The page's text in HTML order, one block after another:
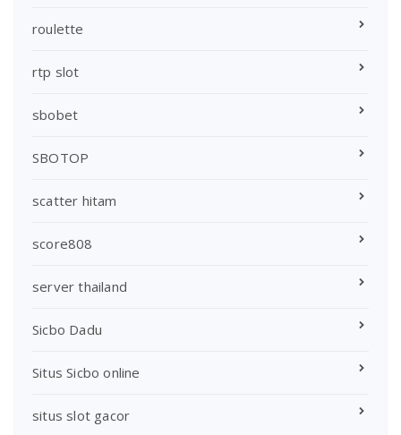
roulette
rtp slot
sbobet
SBOTOP
scatter hitam
score808
server thailand
Sicbo Dadu
Situs Sicbo online
situs slot gacor